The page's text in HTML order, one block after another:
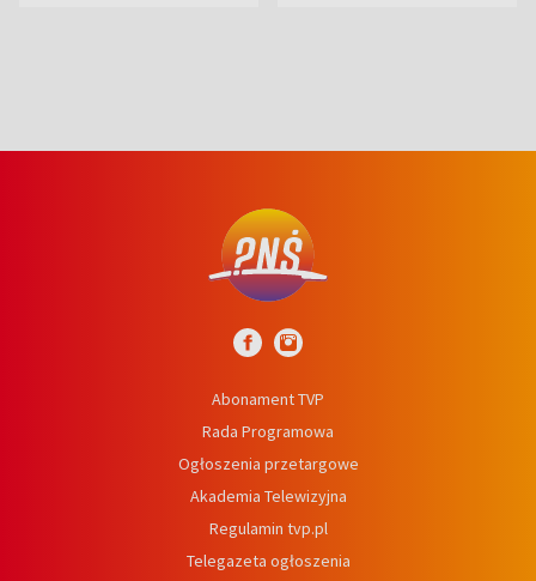
Abonament TVP
Rada Programowa
Ogłoszenia przetargowe
Akademia Telewizyjna
Regulamin tvp.pl
Telegazeta ogłoszenia